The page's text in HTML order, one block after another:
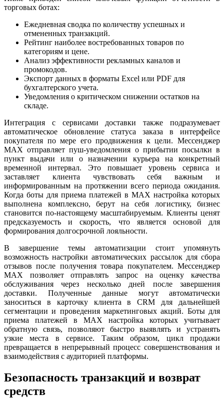
торговых ботах:
Ежедневная сводка по количеству успешных и
отмененных транзакций.
Рейтинг наиболее востребованных товаров по
категориям и цене.
Анализ эффективности рекламных каналов и
промокодов.
Экспорт данных в форматы Excel или PDF для
бухгалтерского учета.
Уведомления о критическом снижении остатков на
складе.
Интеграция с сервисами доставки также подразумевает
автоматическое обновление статуса заказа в интерфейсе
покупателя по мере его продвижения к цели. Мессенджер
MAX отправляет пуш-уведомления о прибытии посылки в
пункт выдачи или о назначении курьера на конкретный
временной интервал. Это повышает уровень сервиса и
заставляет клиента чувствовать себя важным и
информированным на протяжении всего периода ожидания.
Когда боты для приема платежей в MAX настройка которых
выполнена комплексно, берут на себя логистику, бизнес
становится по-настоящему масштабируемым. Клиенты ценят
предсказуемость и скорость, что является основой для
формирования долгосрочной лояльности.
В завершение темы автоматизации стоит упомянуть
возможность настройки автоматических рассылок для сбора
отзывов после получения товара покупателем. Мессенджер
MAX позволяет отправлять запрос на оценку качества
обслуживания через несколько дней после завершения
доставки. Полученные данные могут автоматически
заноситься в карточку клиента в CRM для дальнейшей
сегментации и проведения маркетинговых акций. Боты для
приема платежей в MAX настройка которых учитывает
обратную связь, позволяют быстро выявлять и устранять
узкие места в сервисе. Таким образом, цикл продажи
превращается в непрерывный процесс совершенствования и
взаимодействия с аудиторией платформы.
Безопасность транзакций и возврат
средств